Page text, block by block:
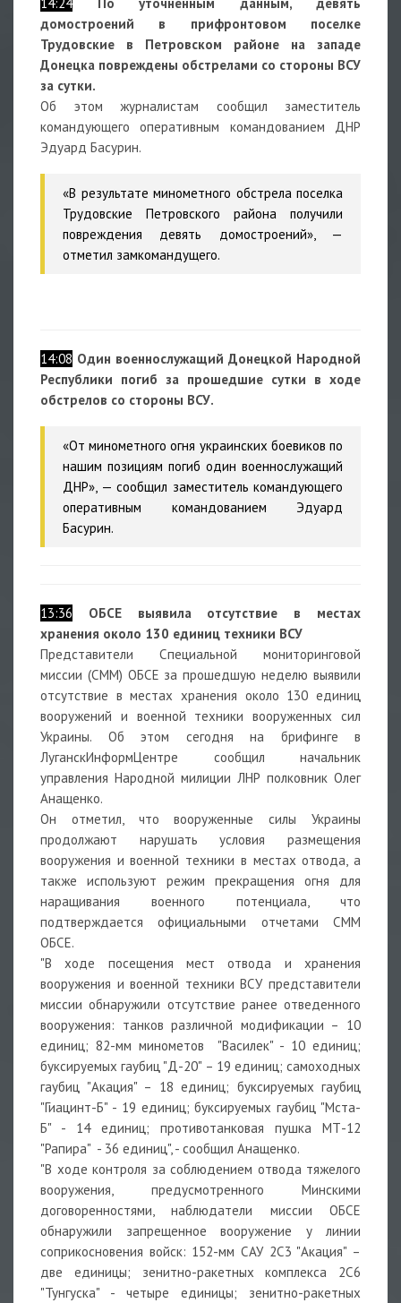
домостроений в прифронтовом поселке
Трудовские в Петровском районе на западе
Донецка повреждены обстрелами со стороны ВСУ
за сутки.
Об этом журналистам сообщил заместитель
командующего оперативным командованием ДНР
Эдуард Басурин.
«В результате минометного обстрела поселка
Трудовские Петровского района получили
повреждения девять домостроений», —
отметил замкомандущего.
14:08 Один военнослужащий Донецкой Народной
Республики погиб за прошедшие сутки в ходе
обстрелов со стороны ВСУ.
«От минометного огня украинских боевиков по
нашим позициям погиб один военнослужащий
ДНР», — сообщил заместитель командующего
оперативным командованием Эдуард
Басурин.
13:36
ОБСЕ выявила отсутствие в местах
хранения около 130 единиц техники ВСУ
Представители Специальной мониторинговой
миссии (СММ) ОБСЕ за прошедшую неделю выявили
отсутствие в местах хранения около 130 единиц
вооружений и военной техники вооруженных сил
Украины. Об этом сегодня на брифинге в
ЛуганскИнформЦентре сообщил начальник
управления Народной милиции ЛНР полковник Олег
Анащенко.
Он отметил, что вооруженные силы Украины
продолжают нарушать условия размещения
вооружения и военной техники в местах отвода, а
также используют режим прекращения огня для
наращивания военного потенциала, что
подтверждается официальными отчетами СММ
ОБСЕ.
"В ходе посещения мест отвода и хранения
вооружения и военной техники ВСУ представители
миссии обнаружили отсутствие ранее отведенного
вооружения: танков различной модификации – 10
единиц; 82-мм минометов "Василек" - 10 единиц;
буксируемых гаубиц "Д-20" – 19 единиц; самоходных
гаубиц "Акация" – 18 единиц; буксируемых гаубиц
"Гиацинт-Б" - 19 единиц; буксируемых гаубиц "Мста-
Б" - 14 единиц; противотанковая пушка МТ-12
"Рапира" - 36 единиц", - сообщил Анащенко.
"В ходе контроля за соблюдением отвода тяжелого
вооружения, предусмотренного Минскими
договоренностями, наблюдатели миссии ОБСЕ
обнаружили запрещенное вооружение у линии
соприкосновения войск: 152-мм САУ 2С3 "Акация" –
две единицы; зенитно-ракетных комплекса 2С6
"Тунгуска" - четыре единицы; зенитно-ракетных